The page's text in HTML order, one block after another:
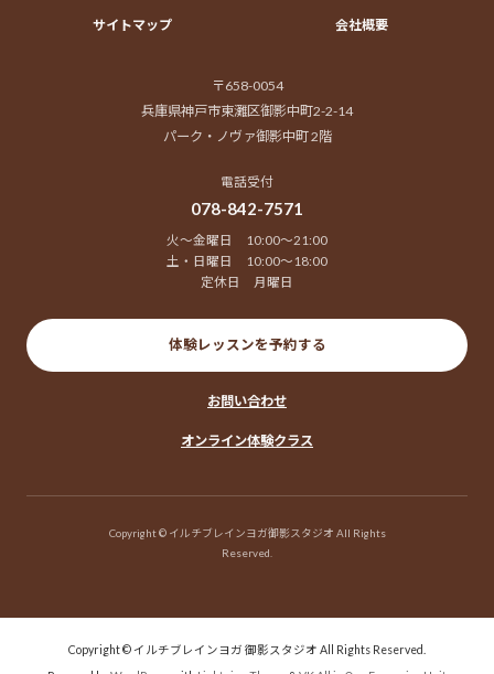
サイトマップ 会社概要
〒658-0054
兵庫県神戸市東灘区御影中町2-2-14
パーク・ノヴァ御影中町 2階
電話受付
078-842-7571
火～金曜日 10:00～21:00
土・日曜日 10:00～18:00
定休日 月曜日
体験レッスンを予約する
お問い合わせ
オンライン体験クラス
Copyright © イルチブレインヨガ御影スタジオ All Rights
Reserved.
Copyright © イルチブレインヨガ 御影スタジオ All Rights Reserved.